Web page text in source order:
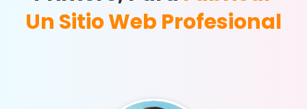
Un Sitio Web Profesional